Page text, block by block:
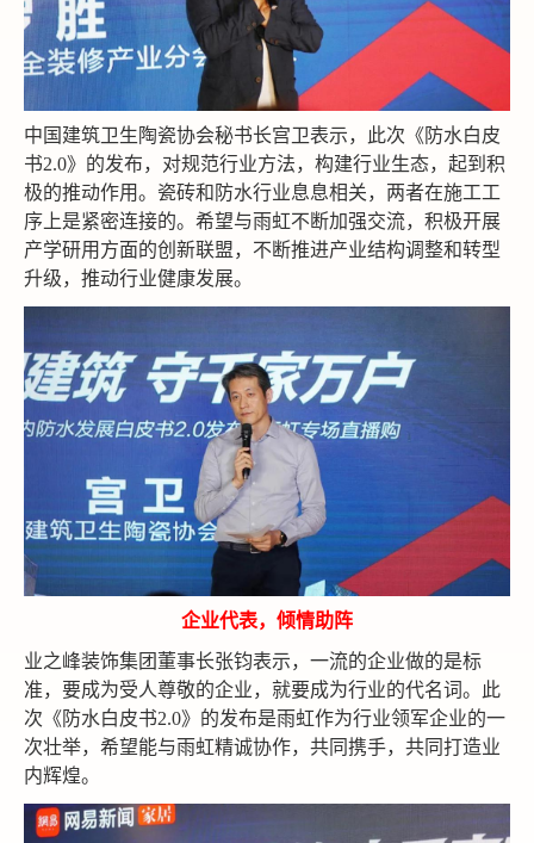
中国建筑卫生陶瓷协会秘书长宫卫表示，此次《防水白皮
书2.0》的发布，对规范行业方法，构建行业生态，起到积
极的推动作用。瓷砖和防水行业息息相关，两者在施工工
序上是紧密连接的。希望与雨虹不断加强交流，积极开展
产学研用方面的创新联盟，不断推进产业结构调整和转型
升级，推动行业健康发展。
企业代表，倾情助阵
业之峰装饰集团董事长张钧表示，一流的企业做的是标
准，要成为受人尊敬的企业，就要成为行业的代名词。此
次《防水白皮书2.0》的发布是雨虹作为行业领军企业的一
次壮举，希望能与雨虹精诚协作，共同携手，共同打造业
内辉煌。